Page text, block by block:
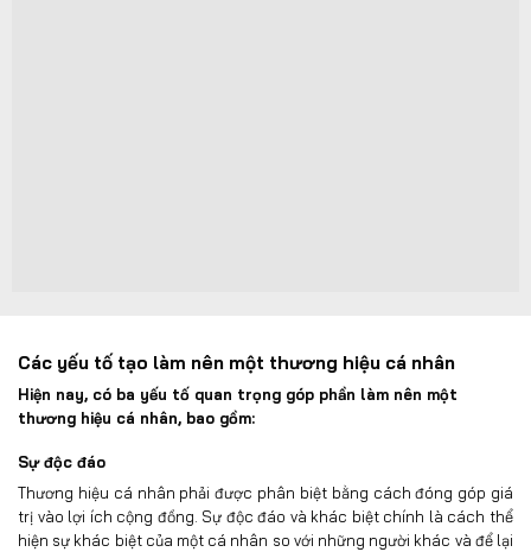
Các yếu tố tạo làm nên một thương hiệu cá nhân
Hiện nay, có ba yếu tố quan trọng góp phần làm nên một
thương hiệu cá nhân, bao gồm:
Sự độc đáo
Thương hiệu cá nhân phải được phân biệt bằng cách đóng góp giá
trị vào lợi ích cộng đồng. Sự độc đáo và khác biệt chính là cách thể
hiện sự khác biệt của một cá nhân so với những người khác và để lại